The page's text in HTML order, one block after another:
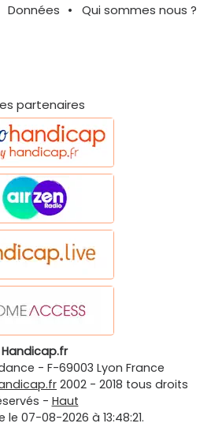
Données Qui sommes nous ?
partenaires
Handicap.fr
- F-69003 Lyon France
2002 - 2018 tous droits
- Haut
le 07-08-2026 à 13:48:21.